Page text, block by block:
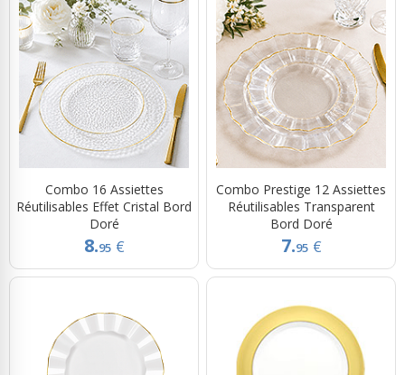
Combo 16 Assiettes
Réutilisables Effet Cristal Bord
Doré
8.95 €
Combo Prestige 12 Assiettes
Réutilisables Transparent
Bord Doré
7.95 €